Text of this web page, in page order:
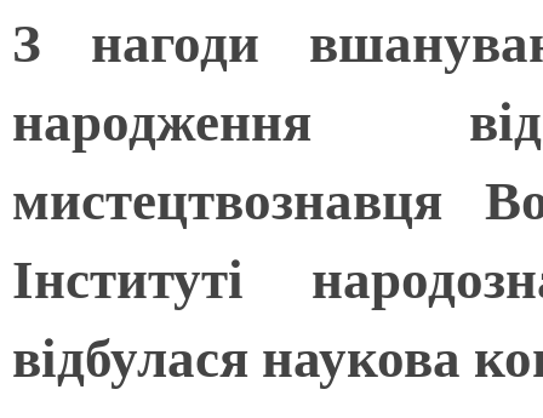
З нагоди
народження
мистецтвознавця
Інституті
відбулася наукова